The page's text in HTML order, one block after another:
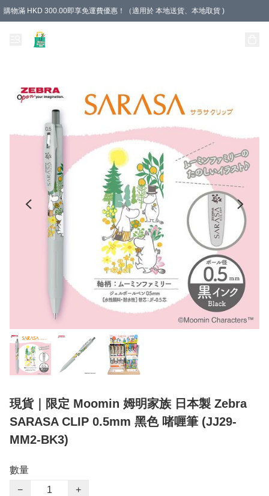
購物滿 HKD 300.00即享免運費優惠！（適用於 本地送貨、本地取貨 )
現貨｜限定 Moomin 姆明家族 日本製 Zebra
SARASA CLIP 0.5mm 黑色 啫喱筆 (JJ29-
MM2-BK3)
數量
−
+